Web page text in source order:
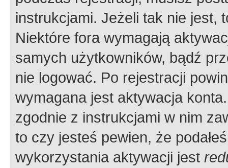
instrukcjami. Jeżeli tak nie jest,
Niektóre fora wymagają
samych użytkowników, bądź
nie logować. Po rejestracji
wymagana jest aktywacja
zgodnie z instrukcjami w nim
to czy jesteś pewien, że
wykorzystania aktywacji jest